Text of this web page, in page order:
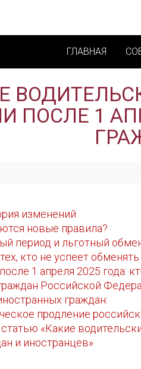
ГЛАВНАЯ
ПОСЛЕ 1
изменений
новые правила?
период и льготный
кто не успеет обменять
1 апреля 2025 года:
Российской
граждан:
продление
«Какие
и иностранцев»